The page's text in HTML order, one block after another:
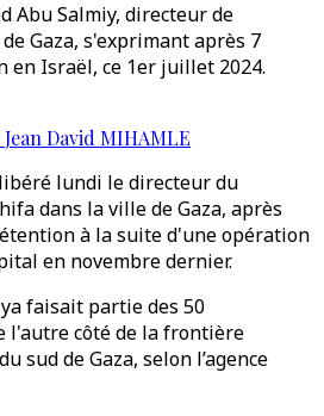
Abu Salmiy, directeur de
Gaza, s'exprimant après 7
en Israël, ce 1er juillet 2024.
Jean David MIHAMLE
lundi le directeur du
dans la ville de Gaza, après
à la suite d'une opération
en novembre dernier.
faisait partie des 50
l'autre côté de la frontière
sud de Gaza, selon l’agence